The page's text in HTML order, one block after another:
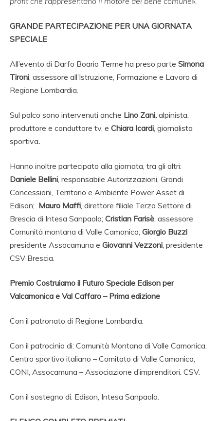
GRANDE PARTECIPAZIONE PER UNA GIORNATA
SPECIALE
All’evento di Darfo Boario Terme ha preso parte Simona
Tironi , assessore all’Istruzione, Formazione e Lavoro di
Regione Lombardia.
Sul palco sono intervenuti anche Lino Zani, alpinista,
produttore e conduttore tv, e Chiara Icardi , giornalista
sportiva.
Hanno inoltre partecipato alla giornata, tra gli altri:
Daniele Bellini , responsabile Autorizzazioni, Grandi
Concessioni, Territorio e Ambiente Power Asset di
Edison; Mauro Maffi , direttore filiale Terzo Settore di
Brescia di Intesa Sanpaolo; Cristian Farisè , assessore
Comunità montana di Valle Camonica; Giorgio Buzzi
presidente Assocamuna e Giovanni Vezzoni , presidente
CSV Brescia.
Premio Costruiamo il Futuro Speciale Edison per
Valcamonica e Val Caffaro – Prima edizione
Con il patronato di Regione Lombardia.
Con il patrocinio di: Comunità Montana di Valle Camonica,
Centro sportivo italiano – Comitato di Valle Camonica,
CONI, Assocamuna – Associazione d’imprenditori. CSV.
Con il sostegno di: Edison, Intesa Sanpaolo.